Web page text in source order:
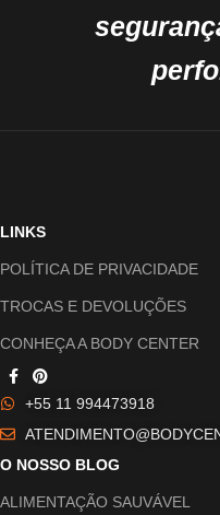
LINKS
POLÍTICA DE PRIVACIDADE
TROCAS E DEVOLUÇÕES
CONHEÇA A BODY CENTER
+55 11 994473918
O NOSSO BLOG
ALIMENTAÇÃO SAUVÁVEL